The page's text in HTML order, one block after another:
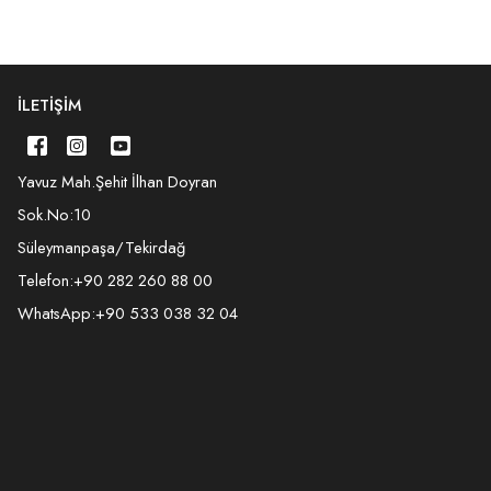
İLETIŞIM
Yavuz Mah.Şehit İlhan Doyran
Sok.No:10
Süleymanpaşa/Tekirdağ
Telefon:+90 282 260 88 00
WhatsApp:+90 533 038 32 04